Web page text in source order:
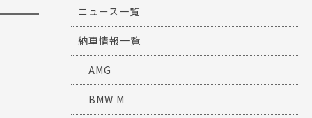
ニュース一覧
納車情報一覧
AMG
BMW M